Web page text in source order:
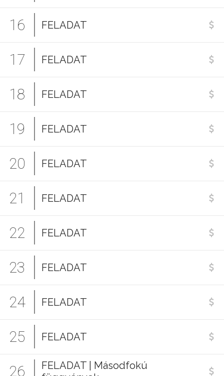
16 FELADAT
17 FELADAT
18 FELADAT
19 FELADAT
20 FELADAT
21 FELADAT
22 FELADAT
23 FELADAT
24 FELADAT
25 FELADAT
26
FELADAT | Másodfokú